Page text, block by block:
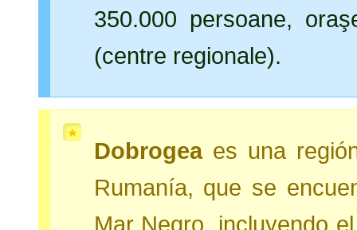
350.000 persoane,
(centre regionale).
Dobrogeaes una
Rumanía, que se
Mar Negro, incluyendo